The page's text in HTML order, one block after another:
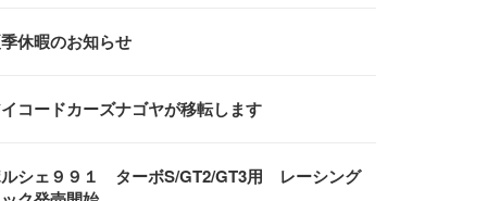
休暇のお知らせ
コードカーズナゴヤが移転します
シェ９９１ ターボS/GT2/GT3用 レーシング